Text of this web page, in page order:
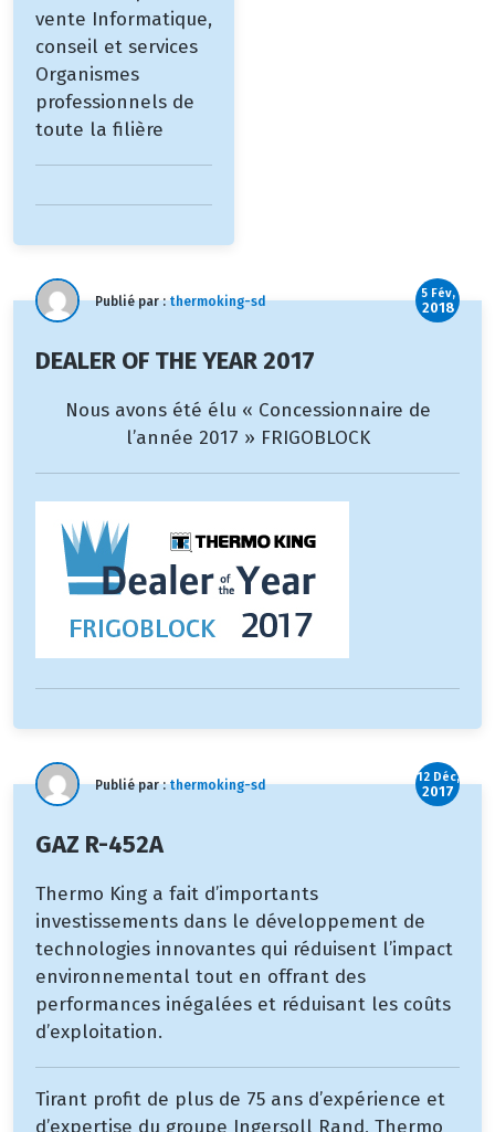
vente Informatique,
conseil et services
Organismes
professionnels de
toute la filière
Publié par :thermoking-sd 5 Fév,
2018
DEALER OF THE YEAR 2017
Nous avons été élu « Concessionnaire de
l’année 2017 » FRIGOBLOCK
Publié par :thermoking-sd 12 Déc,
2017
GAZ R-452A
Thermo King a fait d’importants
investissements dans le développement de
technologies innovantes qui réduisent l’impact
environnemental tout en offrant des
performances inégalées et réduisant les coûts
d’exploitation.
Tirant profit de plus de 75 ans d’expérience et
d’expertise du groupe Ingersoll Rand, Thermo